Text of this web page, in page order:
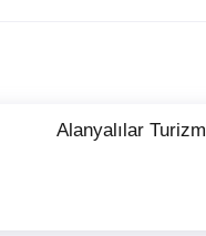
Alanyalılar Turizm